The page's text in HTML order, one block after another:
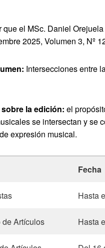
el MSc. Daniel
2025, Volumen 3, Nº
Intersecciones entre
la edición: el
se intersectan y se
expresión musical.
Fecha
Hasta
Artículos Hasta